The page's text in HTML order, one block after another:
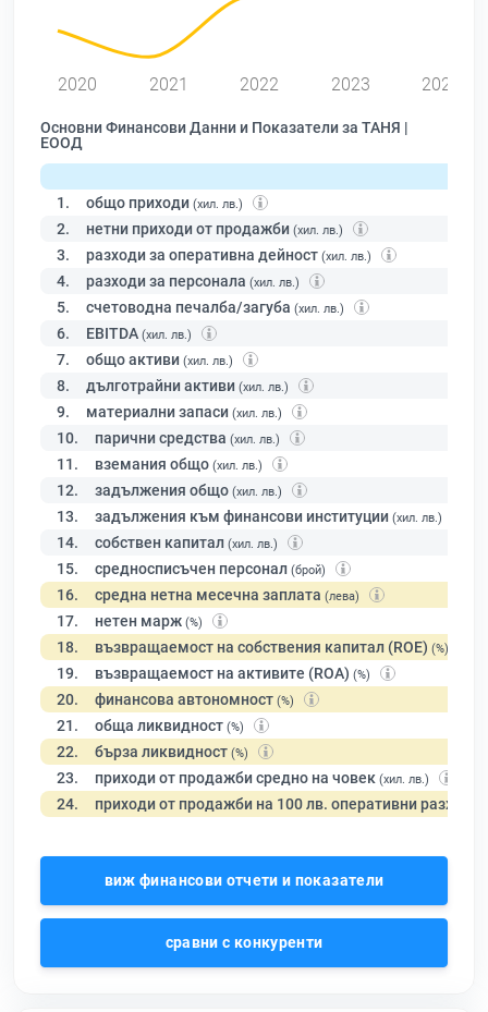
2020 2021 2022 2023 2024
Основни Финансови Данни и Показатели за ТАНЯ |
ЕООД
1. общо приходи (хил. лв.)
2. нетни приходи от продажби (хил. лв.)
3. разходи за оперативна дейност (хил. лв.)
4. разходи за персонала (хил. лв.)
5. счетоводна печалба/загуба (хил. лв.)
6. EBITDA (хил. лв.)
7. общо активи (хил. лв.)
8. дълготрайни активи (хил. лв.)
9. материални запаси (хил. лв.)
10. парични средства (хил. лв.)
11. вземания общо (хил. лв.)
12. задължения общо (хил. лв.)
13. задължения към финансови институции (хил. лв.)
14. собствен капитал (хил. лв.)
15. средносписъчен персонал (брой)
16. средна нетна месечна заплата (лева)
17. нетен марж (%)
18. възвращаемост на собствения капитал (ROE) (%)
19. възвращаемост на активите (ROA) (%)
20. финансова автономност (%)
21. обща ликвидност (%)
22. бърза ликвидност (%)
23. приходи от продажби средно на човек (хил. лв.)
24. приходи от продажби на 100 лв. оперативни разходи
виж финансови отчети и показатели
сравни с конкуренти